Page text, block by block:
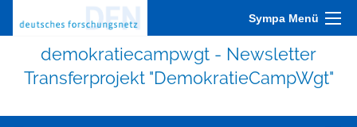
Sympa Menü
demokratiecampwgt - Newsletter
Transferprojekt "DemokratieCampWgt"